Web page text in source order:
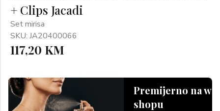
+ Clips Jacadi
Set mirisa
SKU: JA20400066
117,20 KM
Premijerno na
shopu